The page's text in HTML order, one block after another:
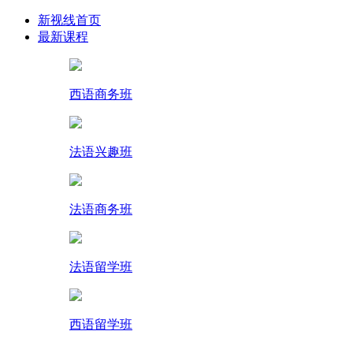
新视线首页
最新课程
西语商务班
法语兴趣班
法语商务班
法语留学班
西语留学班